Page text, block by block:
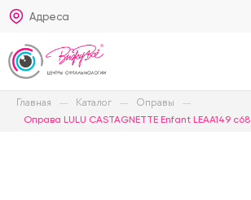
Адреса
Главная Каталог Оправы
Оправа LULU CASTAGNETTE Enfant LEAA149 c68